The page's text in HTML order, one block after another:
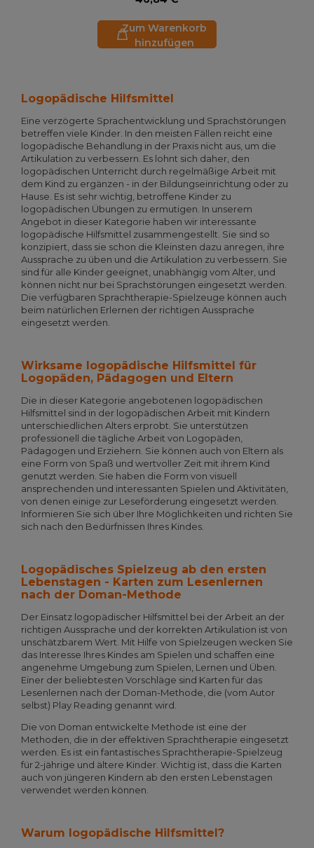
Zum Warenkorb
hinzufügen
Logopädische Hilfsmittel
Eine verzögerte Sprachentwicklung und Sprachstörungen
betreffen viele Kinder. In den meisten Fällen reicht eine
logopädische Behandlung in der Praxis nicht aus, um die
Artikulation zu verbessern. Es lohnt sich daher, den
logopädischen Unterricht durch regelmäßige Arbeit mit
dem Kind zu ergänzen - in der Bildungseinrichtung oder zu
Hause. Es ist sehr wichtig, betroffene Kinder zu
logopädischen Übungen zu ermutigen. In unserem
Angebot in dieser Kategorie haben wir interessante
logopädische Hilfsmittel zusammengestellt. Sie sind so
konzipiert, dass sie schon die Kleinsten dazu anregen, ihre
Aussprache zu üben und die Artikulation zu verbessern. Sie
sind für alle Kinder geeignet, unabhängig vom Alter, und
können nicht nur bei Sprachstörungen eingesetzt werden.
Die verfügbaren Sprachtherapie-Spielzeuge können auch
beim natürlichen Erlernen der richtigen Aussprache
eingesetzt werden.
Wirksame logopädische Hilfsmittel für
Logopäden, Pädagogen und Eltern
Die in dieser Kategorie angebotenen logopädischen
Hilfsmittel sind in der logopädischen Arbeit mit Kindern
unterschiedlichen Alters erprobt. Sie unterstützen
professionell die tägliche Arbeit von Logopäden,
Pädagogen und Erziehern. Sie können auch von Eltern als
eine Form von Spaß und wertvoller Zeit mit ihrem Kind
genutzt werden. Sie haben die Form von visuell
ansprechenden und interessanten Spielen und Aktivitäten,
von denen einige zur Leseförderung eingesetzt werden.
Informieren Sie sich über Ihre Möglichkeiten und richten Sie
sich nach den Bedürfnissen Ihres Kindes.
Logopädisches Spielzeug ab den ersten
Lebenstagen - Karten zum Lesenlernen
nach der Doman-Methode
Der Einsatz logopädischer Hilfsmittel bei der Arbeit an der
richtigen Aussprache und der korrekten Artikulation ist von
unschätzbarem Wert. Mit Hilfe von Spielzeugen wecken Sie
das Interesse Ihres Kindes am Spielen und schaffen eine
angenehme Umgebung zum Spielen, Lernen und Üben.
Einer der beliebtesten Vorschläge sind Karten für das
Lesenlernen nach der Doman-Methode, die (vom Autor
selbst) Play Reading genannt wird.
Die von Doman entwickelte Methode ist eine der
Methoden, die in der effektiven Sprachtherapie eingesetzt
werden. Es ist ein fantastisches Sprachtherapie-Spielzeug
für 2-jährige und ältere Kinder. Wichtig ist, dass die Karten
auch von jüngeren Kindern ab den ersten Lebenstagen
verwendet werden können.
Warum logopädische Hilfsmittel?